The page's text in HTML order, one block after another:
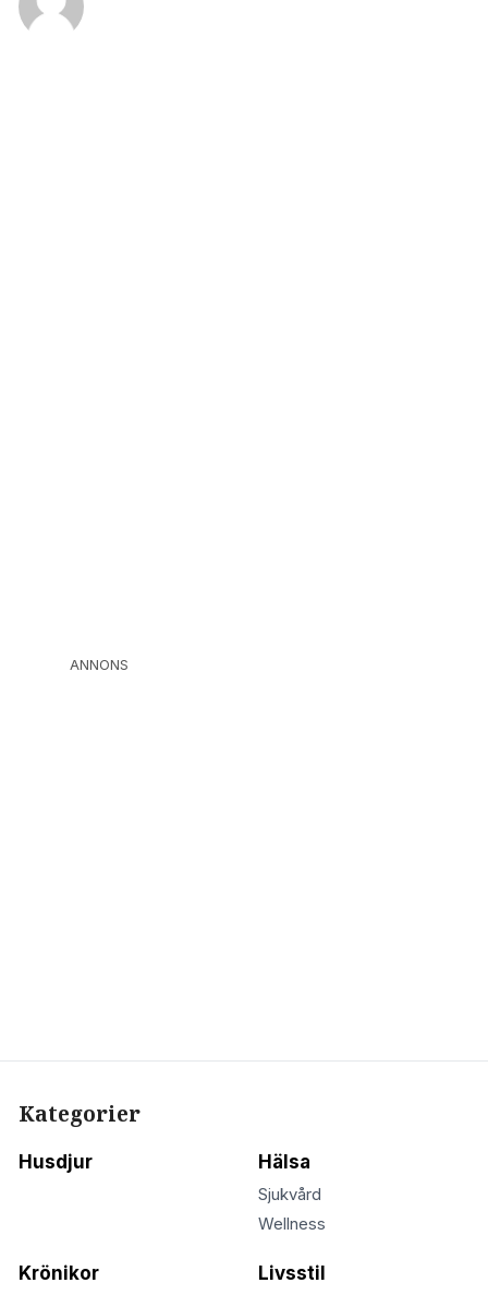
ANNONS
Kategorier
Husdjur Hälsa
Sjukvård
Wellness
Krönikor Livsstil